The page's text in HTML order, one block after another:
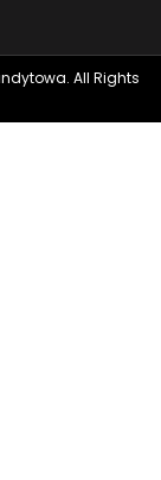
All Rights